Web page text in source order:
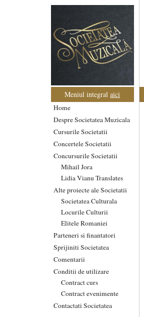
Meniul integralaici
Home
Despre Societatea Muzicala
Cursurile Societatii
Concertele Societatii
Concursurile Societatii
Mihail Jora
Lidia Vianu Translates
Alte proiecte ale Societatii
Societatea Culturala
Locurile Culturii
Elitele Romaniei
Parteneri si finantatori
Sprijiniti Societatea
Comentarii
Conditii de utilizare
Contract curs
Contract evenimente
Contactati Societatea